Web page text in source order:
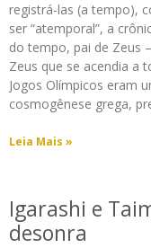
registrá-las (a tempo),
ser “atemporal”, a
do tempo, pai de Zeus
Zeus que se acendia a
Jogos Olímpicos eram
cosmogênese grega,
Leia Mais »
Igarashi e
desonra